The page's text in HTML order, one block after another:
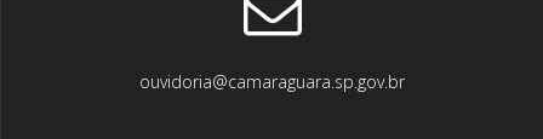
ouvidoria@camaraguara.sp.gov.br